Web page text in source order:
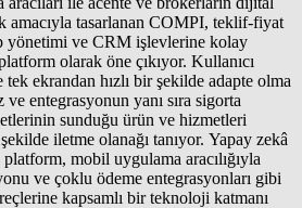
amacıyla tasarlanan COMPI, teklif-fiyat
yönetimi ve CRM işlevlerine kolay
olarak öne çıkıyor. Kullanıcı
ekrandan hızlı bir şekilde adapte olma
entegrasyonun yanı sıra sigorta
sunduğu ürün ve hizmetleri
iletme olanağı tanıyor. Yapay zekâ
mobil uygulama aracılığıyla
ve çoklu ödeme entegrasyonları gibi
kapsamlı bir teknoloji katmanı